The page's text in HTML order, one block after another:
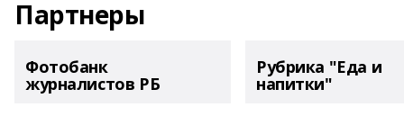
Партнеры
Фотобанк
журналистов РБ
Рубрика "Еда и
напитки"